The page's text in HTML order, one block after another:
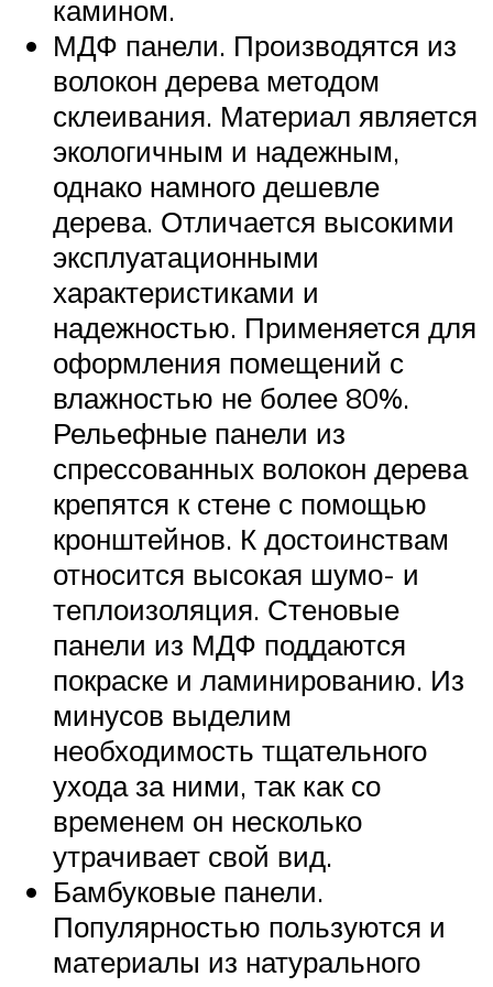
камином.
МДФ панели. Производятся из
волокон дерева методом
склеивания. Материал является
экологичным и надежным,
однако намного дешевле
дерева. Отличается высокими
эксплуатационными
характеристиками и
надежностью. Применяется для
оформления помещений с
влажностью не более 80%.
Рельефные панели из
спрессованных волокон дерева
крепятся к стене с помощью
кронштейнов. К достоинствам
относится высокая шумо- и
теплоизоляция. Стеновые
панели из МДФ поддаются
покраске и ламинированию. Из
минусов выделим
необходимость тщательного
ухода за ними, так как со
временем он несколько
утрачивает свой вид.
Бамбуковые панели.
Популярностью пользуются и
материалы из натурального